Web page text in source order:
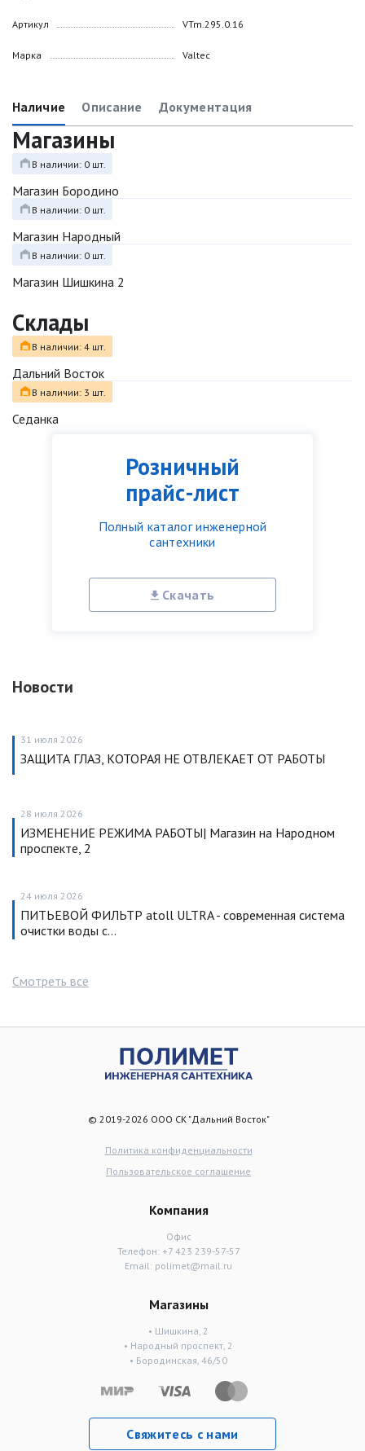
Розничный
прайс-лист
Полный каталог инженерной
сантехники
Скачать
Новости
31 июля 2026
ЗАЩИТА ГЛАЗ, КОТОРАЯ НЕ ОТВЛЕКАЕТ ОТ РАБОТЫ
28 июля 2026
ИЗМЕНЕНИЕ РЕЖИМА РАБОТЫ| Магазин на Народном
проспекте, 2
24 июля 2026
ПИТЬЕВОЙ ФИЛЬТР atoll ULTRA - современная система
очистки воды с…
Смотреть все
Артикул
Марка
VTm.295.0.16
Valtec
Наличие Описание Документация
Магазины
В наличии: 0 шт.
Магазин Бородино
В наличии: 0 шт.
Магазин Народный
В наличии: 0 шт.
Магазин Шишкина 2
Склады
В наличии: 4 шт.
Дальний Восток
В наличии: 3 шт.
Седанка
© 2019-2026 ООО СК "Дальний Восток"
Политика конфиденциальности
Пользовательское соглашение
Компания
Офис
Телефон: +7 423 239-57-57
Email: polimet@mail.ru
Магазины
• Шишкина, 2
• Народный проспект, 2
• Бородинская, 46/50
Свяжитесь с нами